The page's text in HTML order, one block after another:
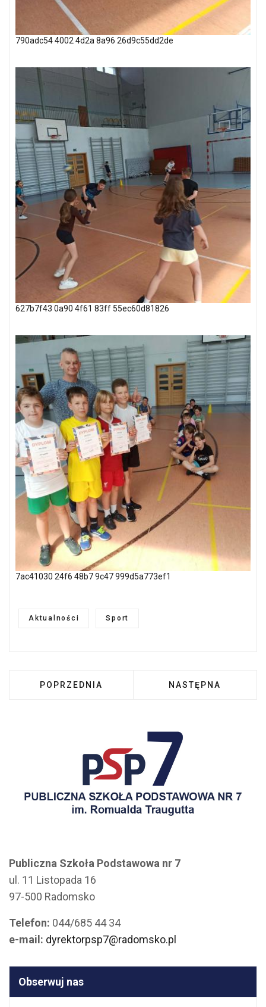
790adc54 4002 4d2a 8a96 26d9c55dd2de
627b7f43 0a90 4f61 83ff 55ec60d81826
7ac41030 24f6 48b7 9c47 999d5a773ef1
Aktualności Sport
POPRZEDNIA STRONA: 7. MIEJSCE W
POPRZEDNIA NASTĘPNA
NASTĘPNA
Publiczna Szkoła Podstawowa nr 7
ul. 11 Listopada 16
97-500 Radomsko
Telefon: 044/685 44 34
e-mail: dyrektorpsp7@radomsko.pl
Obserwuj nas